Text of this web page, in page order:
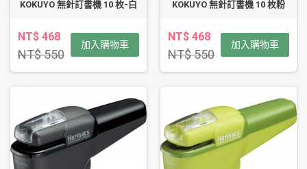
KOKUYO 無針訂書機 10 枚-白
NT$ 468
NT$ 550
加入購物車
KOKUYO 無針訂書機 10 枚粉
NT$ 468
NT$ 550
加入購物車